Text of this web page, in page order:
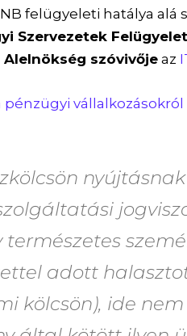
felügyeleti hatálya alá
Szervezetek
szóvivője az
adott
kölcsön), ide